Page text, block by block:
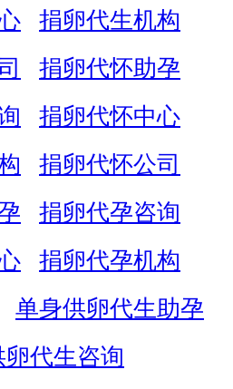
捐卵代生机构
捐卵代怀助孕
捐卵代怀中心
捐卵代怀公司
捐卵代孕咨询
捐卵代孕机构
单身供卵代生助孕
代生咨询